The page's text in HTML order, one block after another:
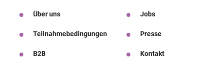
Über uns Jobs
Teilnahmebedingungen Presse
B2B Kontakt